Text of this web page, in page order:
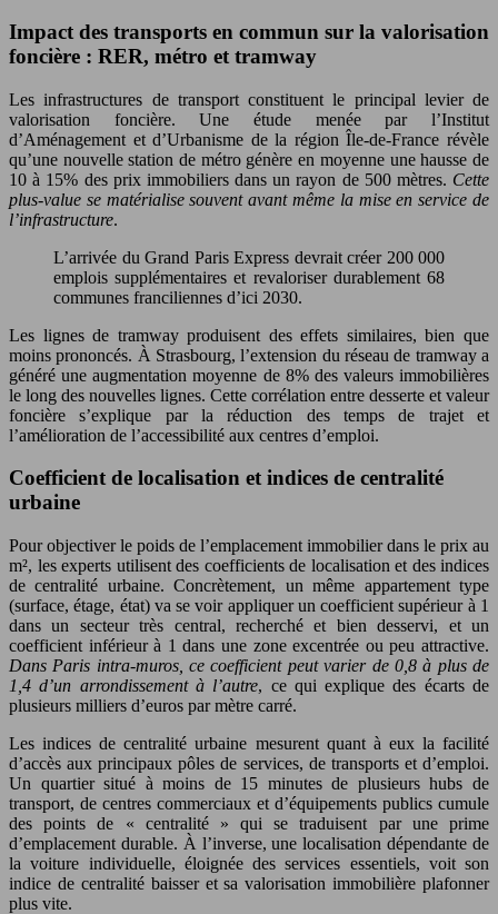
Impact des transports en commun sur la valorisation
foncière : RER, métro et tramway
Les infrastructures de transport constituent le principal levier de
valorisation foncière. Une étude menée par l’Institut
d’Aménagement et d’Urbanisme de la région Île-de-France révèle
qu’une nouvelle station de métro génère en moyenne une hausse de
10 à 15% des prix immobiliers dans un rayon de 500 mètres. Cette
plus-value se matérialise souvent avant même la mise en service de
l’infrastructure.
L’arrivée du Grand Paris Express devrait créer 200 000
emplois supplémentaires et revaloriser durablement 68
communes franciliennes d’ici 2030.
Les lignes de tramway produisent des effets similaires, bien que
moins prononcés. À Strasbourg, l’extension du réseau de tramway a
généré une augmentation moyenne de 8% des valeurs immobilières
le long des nouvelles lignes. Cette corrélation entre desserte et valeur
foncière s’explique par la réduction des temps de trajet et
l’amélioration de l’accessibilité aux centres d’emploi.
Coefficient de localisation et indices de centralité
urbaine
Pour objectiver le poids de l’emplacement immobilier dans le prix au
m², les experts utilisent des coefficients de localisation et des indices
de centralité urbaine. Concrètement, un même appartement type
(surface, étage, état) va se voir appliquer un coefficient supérieur à 1
dans un secteur très central, recherché et bien desservi, et un
coefficient inférieur à 1 dans une zone excentrée ou peu attractive.
Dans Paris intra-muros, ce coefficient peut varier de 0,8 à plus de
1,4 d’un arrondissement à l’autre, ce qui explique des écarts de
plusieurs milliers d’euros par mètre carré.
Les indices de centralité urbaine mesurent quant à eux la facilité
d’accès aux principaux pôles de services, de transports et d’emploi.
Un quartier situé à moins de 15 minutes de plusieurs hubs de
transport, de centres commerciaux et d’équipements publics cumule
des points de « centralité » qui se traduisent par une prime
d’emplacement durable. À l’inverse, une localisation dépendante de
la voiture individuelle, éloignée des services essentiels, voit son
indice de centralité baisser et sa valorisation immobilière plafonner
plus vite.